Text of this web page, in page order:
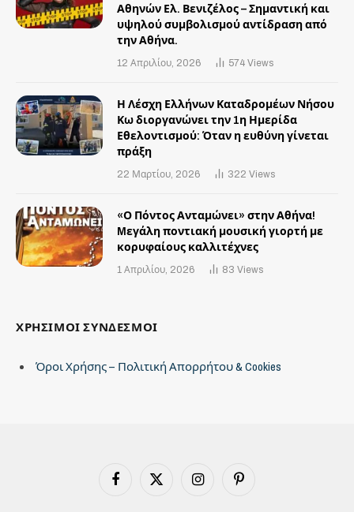
Αθηνών Ελ. Βενιζέλος – Σημαντική και
υψηλού συμβολισμού αντίδραση από
την Αθήνα.
12 Απριλίου, 2026 574 Views
Η Λέσχη Ελλήνων Καταδρομέων Νήσου
Κω διοργανώνει την 1η Ημερίδα
Εθελοντισμού: Όταν η ευθύνη γίνεται
πράξη
22 Μαρτίου, 2026 322 Views
«Ο Πόντος Ανταμώνει» στην Αθήνα!
Mεγάλη ποντιακή μουσική γιορτή με
κορυφαίους καλλιτέχνες
1 Απριλίου, 2026 83 Views
ΧΡΗΣΙΜΟΙ ΣΥΝΔΕΣΜΟΙ
Όροι Χρήσης – Πολιτική Απορρήτου & Cookies
Facebook X
Instagram Pinterest